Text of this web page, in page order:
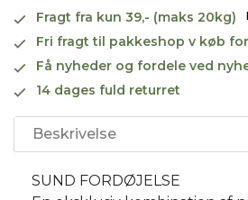
Fragt fra kun 39,- (maks 20kg)
Fri fragt til pakkeshop v køb
Få nyheder og fordele ved
14 dages fuld returret
Beskrivelse
SUND FORDØJELSE